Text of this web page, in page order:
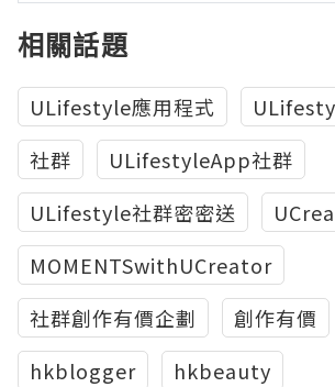
相關話題
ULifestyle應用程式
社群
ULifestyleApp社群
ULifestyle社群密密送
MOMENTSwithUCreator
社群創作有價企劃
創作有價
hkblogger
hkbeauty